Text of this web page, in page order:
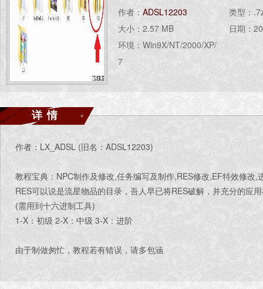
作者： ADSL12203
大小：2.57 MB
环境：Win9X/NT/2000/XP/
7
类型：
日期：
详情
作者：LX_ADSL (旧名：ADSL12203)
教程宝典：NPC制作及修改,任务编写及制作,RES修改,EF特效修改,
RES可以说是流星物品的目录，吾人早已将RES破解，并充分的应
(需用到十六进制工具)
1-X：初级 2-X：中级 3-X：进阶
由于制做匆忙，教程若有错误，请多包涵